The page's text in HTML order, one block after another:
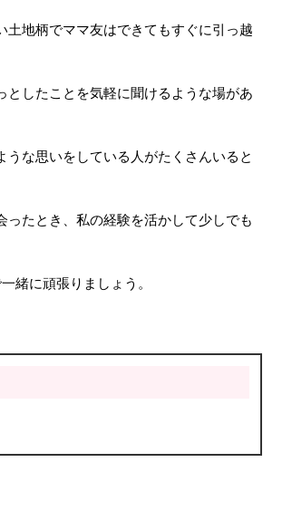
土地柄でママ友はできてもすぐに引っ越
したことを気軽に聞けるような場があ
な思いをしている人がたくさんいると
たとき、私の経験を活かして少しでも
緒に頑張りましょう。